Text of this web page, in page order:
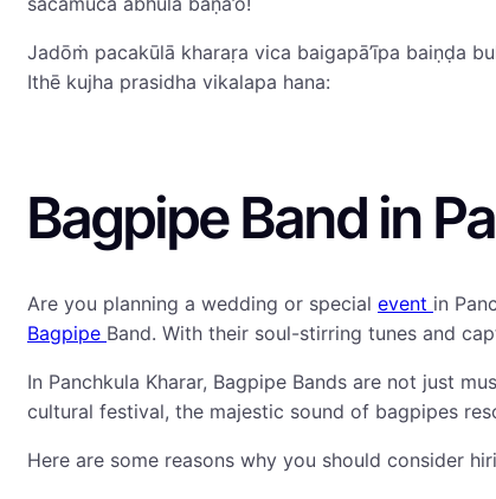
Jadōṁ pacakūlā kharaṛa vica baigapā’īpa baiṇḍa
Ithē kujha prasidha vikalapa hana:
Bagpipe Band in
Are you planning a wedding or special event in
Bagpipe Band. With their soul-stirring tunes and
In Panchkula Kharar, Bagpipe Bands are not just
cultural festival, the majestic sound of bagpipes
Here are some reasons why you should consider